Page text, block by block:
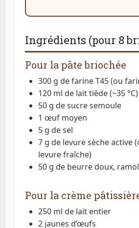
Ingrédients (pour 8
Pour la pâte briochée
300 g de farine T45 (ou
120 ml de lait tiède (~35 °C)
50 g de sucre semoule
1 œuf moyen
5 g de sel
7 g de levure sèche active
levure fraîche)
50 g de beurre doux,
Pour la crème
250 ml de lait entier
2 jaunes d’œufs